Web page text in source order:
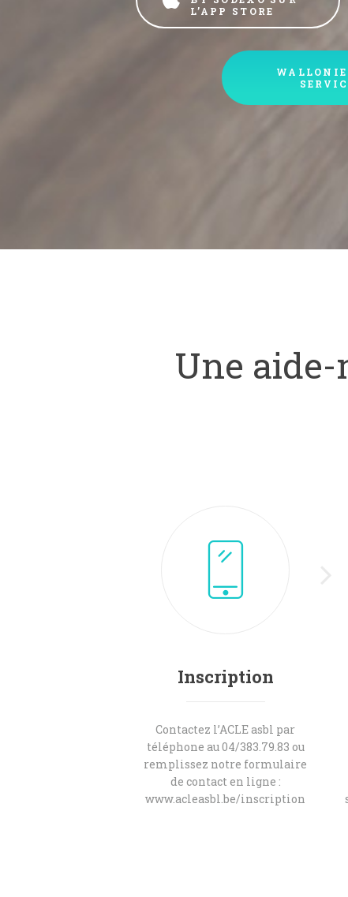
L’APP STORE
Une
Inscription
Contactez l’ACLE asbl par
téléphone au 04/383.79.83 ou
remplissez notre formulaire
de contact en ligne :
www.acleasbl.be/inscription